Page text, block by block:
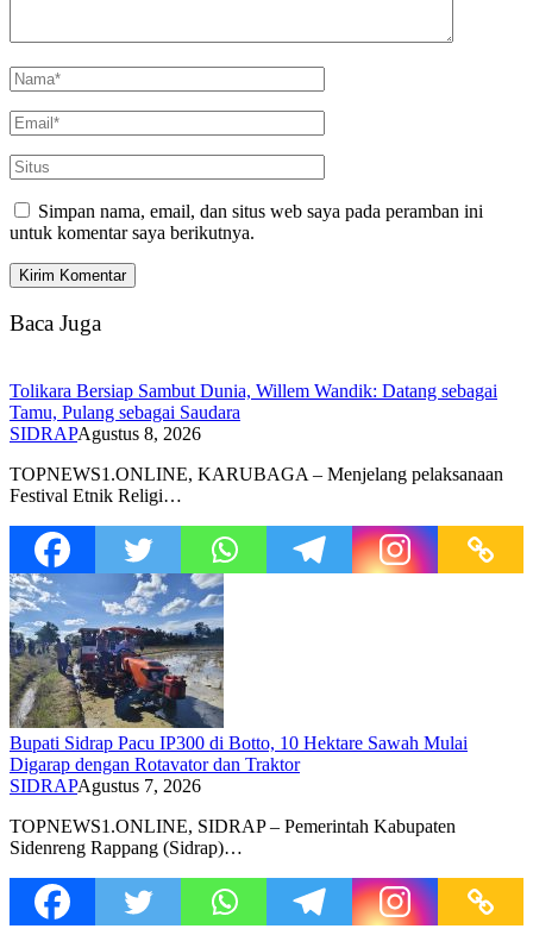
Simpan nama, email, dan situs web saya pada peramban ini
untuk komentar saya berikutnya.
Baca Juga
Tolikara Bersiap Sambut Dunia, Willem Wandik: Datang sebagai
Tamu, Pulang sebagai Saudara
SIDRAPAgustus 8, 2026
TOPNEWS1.ONLINE, KARUBAGA – Menjelang pelaksanaan
Festival Etnik Religi…
Bupati Sidrap Pacu IP300 di Botto, 10 Hektare Sawah Mulai
Digarap dengan Rotavator dan Traktor
SIDRAPAgustus 7, 2026
TOPNEWS1.ONLINE, SIDRAP – Pemerintah Kabupaten
Sidenreng Rappang (Sidrap)…